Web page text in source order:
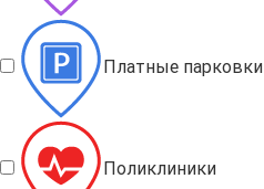
Платные парковки
Поликлиники